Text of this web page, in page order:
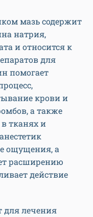
мазь содержит
натрия,
и относится к
для
помогает
крови и
а также
тканях и
ощущения, а
расширению
действие
для лечения